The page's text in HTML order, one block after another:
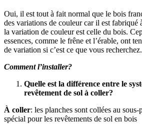
Oui, il est tout à fait normal que le bois
des variations de couleur car il est fabriqué
la variation de couleur est celle du bois.
essences, comme le frêne et l’érable, ont
de variation si c’est ce que vous recherchez.
Comment l’installer?
Quelle est la différence entre le
revêtement de sol à coller?
À coller: les planches sont collées au
spécial pour les revêtements de sol en bois